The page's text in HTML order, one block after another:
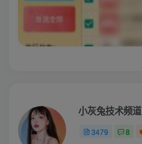
小灰兔技术频道
3479 8